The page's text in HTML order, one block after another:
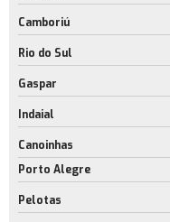
Camboriú
Rio do Sul
Gaspar
Indaial
Canoinhas
Porto Alegre
Pelotas